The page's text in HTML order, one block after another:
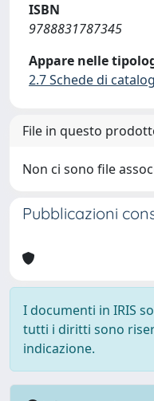
ISBN
9788831787345
Appare nelle
2.7 Schede di
File in questo
Non ci sono file
Pubblicazioni
I documenti in IRIS
tutti i diritti sono
indicazione.